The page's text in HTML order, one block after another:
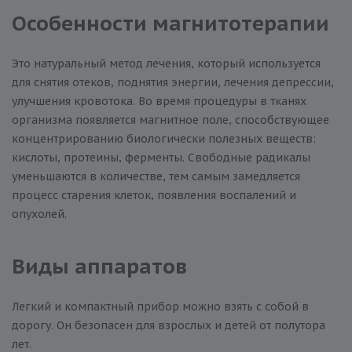
Особенности магнитотерапии
Это натуральный метод лечения, который используется
для снятия отеков, поднятия энергии, лечения депрессии,
улучшения кровотока. Во время процедуры в тканях
организма появляется магнитное поле, способствующее
концентрированию биологически полезных веществ:
кислоты, протеины, ферменты. Свободные радикалы
уменьшаются в количестве, тем самым замедляется
процесс старения клеток, появления воспалений и
опухолей.
Виды аппаратов
Легкий и компактный прибор можно взять с собой в
дорогу. Он безопасен для взрослых и детей от полутора
лет.